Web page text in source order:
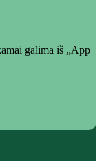
galima iš „App